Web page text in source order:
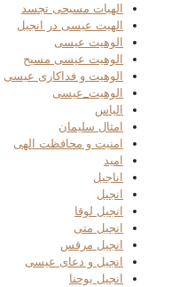
الهیات مسیحی تجسد
الهیت عیسی در انجیل
الوهیت عیسی
الوهیت عیسی مسیح
الوهیت و فداکاری عیسی
الوهیت_عیسی
الیاس
امثال سلیمان
امنیت و محافظت الهی
امید
اناجیل
انجیل
انجیل لوقا
انجیل متی
انجیل مرقس
انجیل و دعای عیسی
انجیل یوحنا